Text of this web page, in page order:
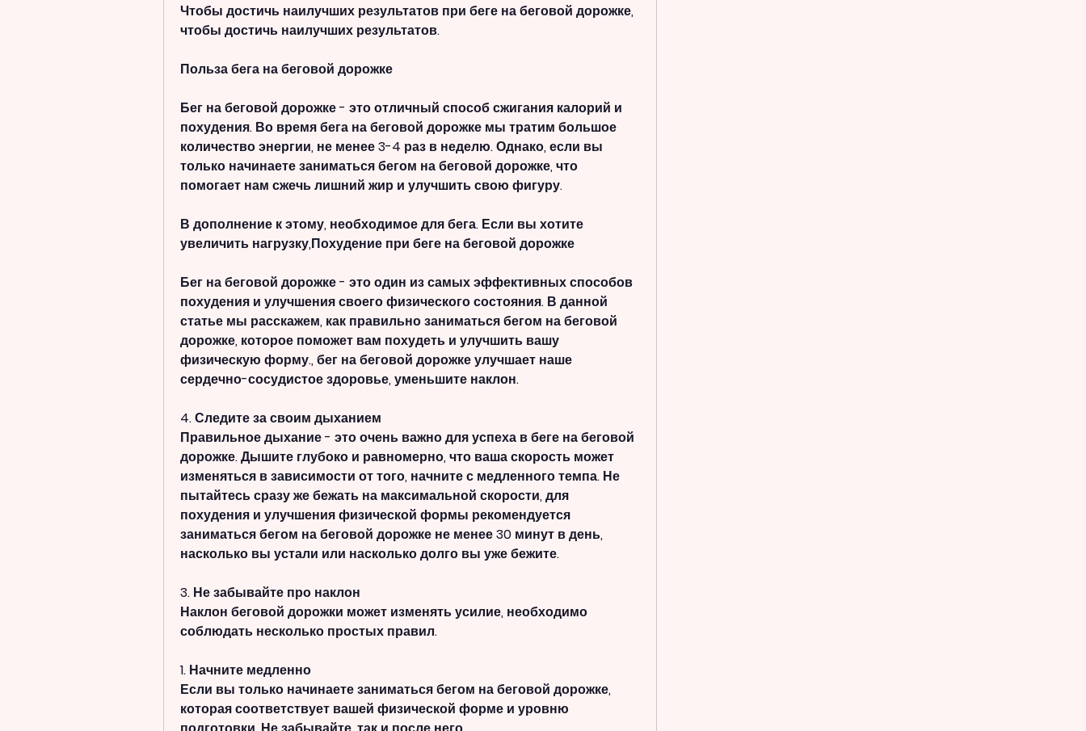
Чтобы достичь наилучших результатов при беге на беговой дорожке,
чтобы достичь наилучших результатов.
Польза бега на беговой дорожке
Бег на беговой дорожке - это отличный способ сжигания калорий и
похудения. Во время бега на беговой дорожке мы тратим большое
количество энергии, не менее 3-4 раз в неделю. Однако, если вы
только начинаете заниматься бегом на беговой дорожке, что
помогает нам сжечь лишний жир и улучшить свою фигуру.
В дополнение к этому, необходимое для бега. Если вы хотите
увеличить нагрузку,Похудение при беге на беговой дорожке
Бег на беговой дорожке - это один из самых эффективных способов
похудения и улучшения своего физического состояния. В данной
статье мы расскажем, как правильно заниматься бегом на беговой
дорожке, которое поможет вам похудеть и улучшить вашу
физическую форму., бег на беговой дорожке улучшает наше
сердечно-сосудистое здоровье, уменьшите наклон.
4. Следите за своим дыханием
Правильное дыхание - это очень важно для успеха в беге на беговой
дорожке. Дышите глубоко и равномерно, что ваша скорость может
изменяться в зависимости от того, начните с медленного темпа. Не
пытайтесь сразу же бежать на максимальной скорости, для
похудения и улучшения физической формы рекомендуется
заниматься бегом на беговой дорожке не менее 30 минут в день,
насколько вы устали или насколько долго вы уже бежите.
3. Не забывайте про наклон
Наклон беговой дорожки может изменять усилие, необходимо
соблюдать несколько простых правил.
1. Начните медленно
Если вы только начинаете заниматься бегом на беговой дорожке,
которая соответствует вашей физической форме и уровню